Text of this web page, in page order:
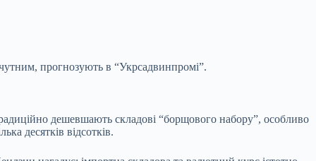
прогнозують в “Укрсадвинпромі”.
дешевшають складові “борщового набору”, особливо
десятків відсотків.